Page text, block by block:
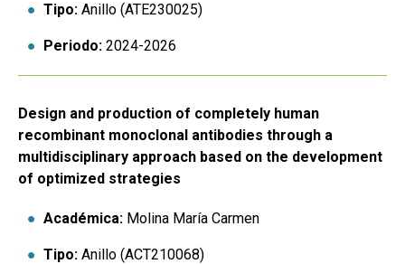
Tipo: Anillo (ATE230025)
Periodo: 2024-2026
Design and production of completely human
recombinant monoclonal antibodies through a
multidisciplinary approach based on the development
of optimized strategies
Académica: Molina María Carmen
Tipo: Anillo (ACT210068)